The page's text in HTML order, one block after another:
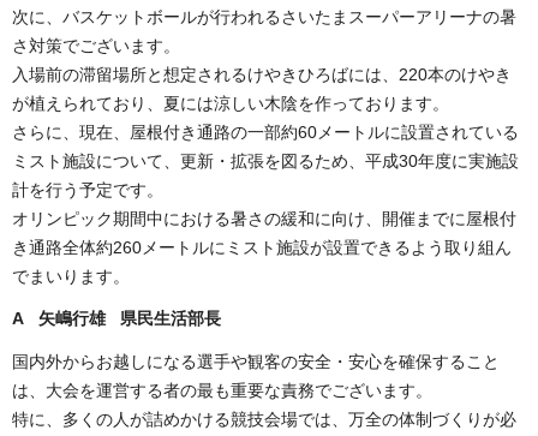
次に、バスケットボールが行われるさいたまスーパーアリーナの暑
さ対策でございます。
入場前の滞留場所と想定されるけやきひろばには、220本のけやき
が植えられており、夏には涼しい木陰を作っております。
さらに、現在、屋根付き通路の一部約60メートルに設置されている
ミスト施設について、更新・拡張を図るため、平成30年度に実施設
計を行う予定です。
オリンピック期間中における暑さの緩和に向け、開催までに屋根付
き通路全体約260メートルにミスト施設が設置できるよう取り組ん
でまいります。
A 矢嶋行雄 県民生活部長
国内外からお越しになる選手や観客の安全・安心を確保すること
は、大会を運営する者の最も重要な責務でございます。
特に、多くの人が詰めかける競技会場では、万全の体制づくりが必